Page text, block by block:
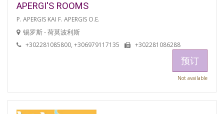
APERGI'S ROOMS
P. APERGIS KAI F. APERGIS O.E.
锡罗斯 - 荷莫波利斯
+302281085800, +306979117135 +302281086288
预订
Not available